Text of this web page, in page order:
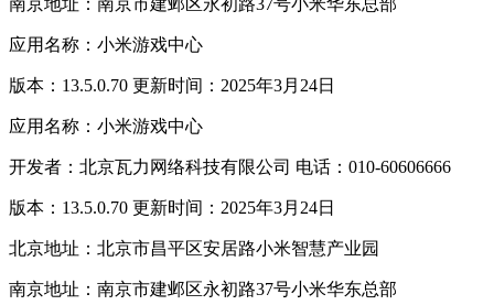
应用名称：小米游戏中心
版本：13.5.0.70 更新时间：2025年3月24日
应用名称：小米游戏中心
开发者：北京瓦力网络科技有限公司 电话：010-60606666
版本：13.5.0.70 更新时间：2025年3月24日
北京地址：北京市昌平区安居路小米智慧产业园
南京地址：南京市建邺区永初路37号小米华东总部